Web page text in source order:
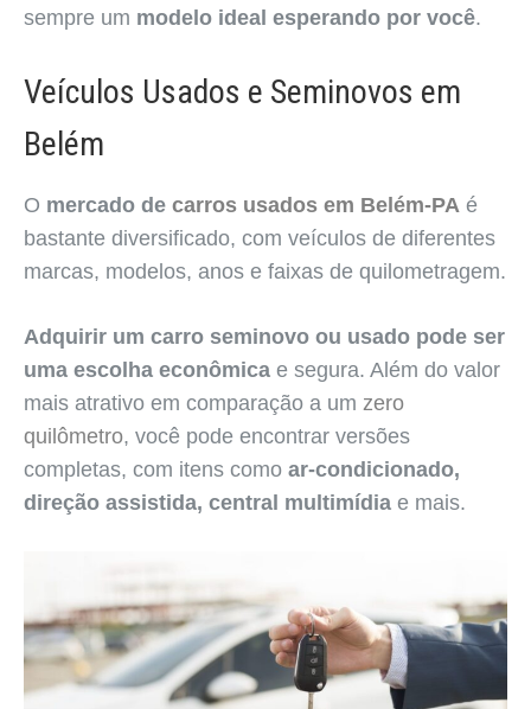
sempre um modelo ideal esperando por você.
Veículos Usados e Seminovos em
Belém
O mercado de carros usados em Belém-PA é
bastante diversificado, com veículos de diferentes
marcas, modelos, anos e faixas de quilometragem.
Adquirir um carro seminovo ou usado pode ser
uma escolha econômica e segura. Além do valor
mais atrativo em comparação a um zero
quilômetro, você pode encontrar versões
completas, com itens como ar-condicionado,
direção assistida, central multimídia e mais.